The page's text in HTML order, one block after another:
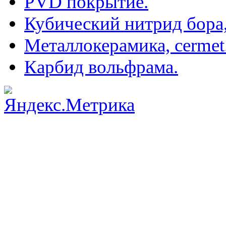
Кубический нитрид
Металлокерамика,
Карбид вольфрама.